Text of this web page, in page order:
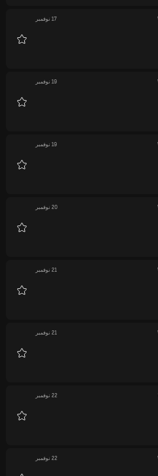
17 نوفمبر
19 نوفمبر
19 نوفمبر
20 نوفمبر
21 نوفمبر
21 نوفمبر
22 نوفمبر
22 نوفمبر